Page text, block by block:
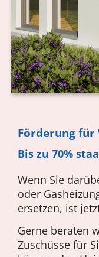
Förderung für
Bis zu 70%
Wenn Sie
oder
ersetzen, ist
Gerne beraten
Zuschüsse für